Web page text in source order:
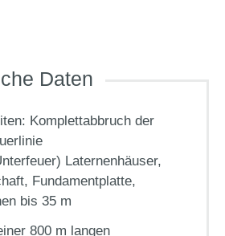
Daten
Komplettabbruch der
Laternenhäuser,
Fundamentplatte,
bis 35 m
800 m langen